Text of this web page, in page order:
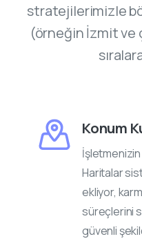
stratejilerimizle
(örneğin İzmit ve
Konum
Haritalar
ekliyor,
süreçlerini
güvenli